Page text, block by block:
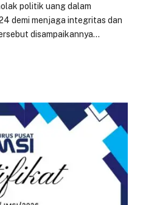
politik uang dalam
demi menjaga integritas dan
disampaikannya…